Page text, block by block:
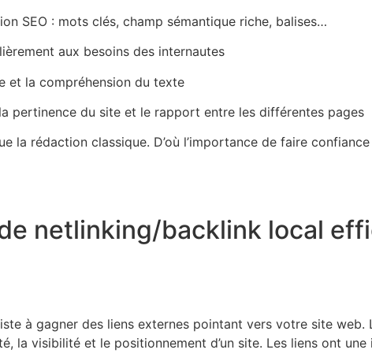
SEO : mots clés, champ sémantique riche, balises…
aux besoins des internautes
et la compréhension du texte
pertinence du site et le rapport entre les différentes pages
la rédaction classique. D’où l’importance de faire
netlinking/backlink local
à gagner des liens externes pointant vers votre site
la visibilité et le positionnement d’un site. Les liens ont